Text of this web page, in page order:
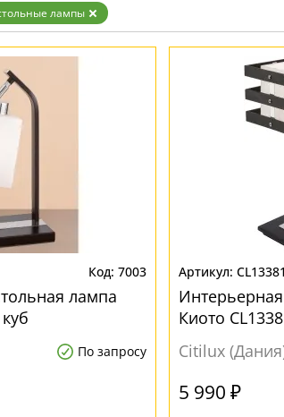
Белые
Бронза
Золото
Прозрачные
лампы
7003
лампа
По запросу
Киото
Citilux
5 990 ₽